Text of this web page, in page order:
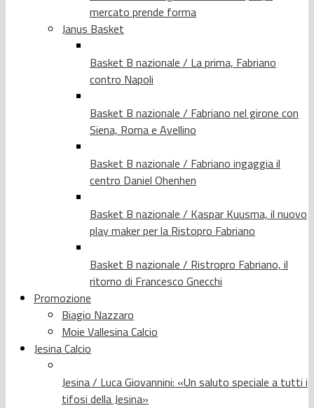
mercato prende forma
Janus Basket
Basket B nazionale / La prima, Fabriano
contro Napoli
Basket B nazionale / Fabriano nel girone con
Siena, Roma e Avellino
Basket B nazionale / Fabriano ingaggia il
centro Daniel Ohenhen
Basket B nazionale / Kaspar Kuusma, il nuovo
play maker per la Ristopro Fabriano
Basket B nazionale / Ristropro Fabriano, il
ritorno di Francesco Gnecchi
Promozione
Biagio Nazzaro
Moie Vallesina Calcio
Jesina Calcio
Jesina / Luca Giovannini: «Un saluto speciale a tutti i
tifosi della Jesina»